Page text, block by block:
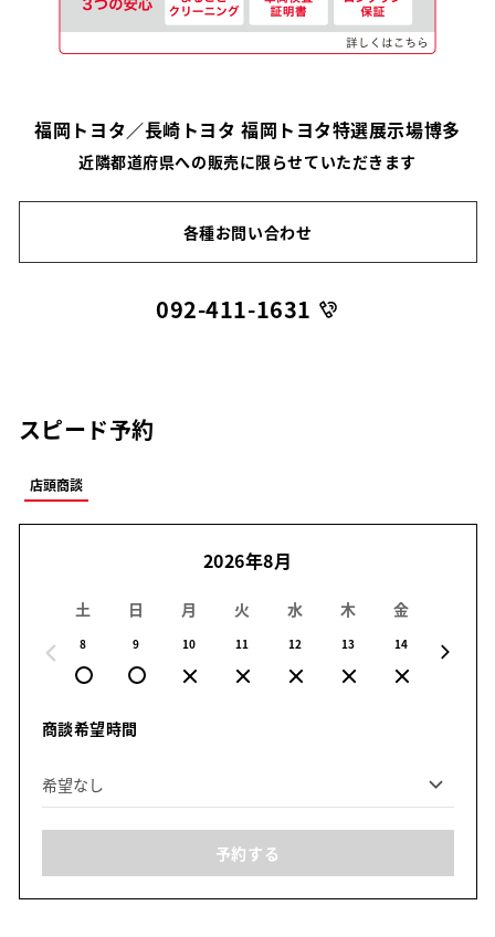
福岡トヨタ／長崎トヨタ 福岡トヨタ特選展示場博多
近隣都道府県への販売に限らせていただきます
各種お問い合わせ
092-411-1631
スピード予約
店頭商談
2026年8月
土
8
日
9
月
10
火
11
水
12
木
13
金
14
商談希望時間
予約する